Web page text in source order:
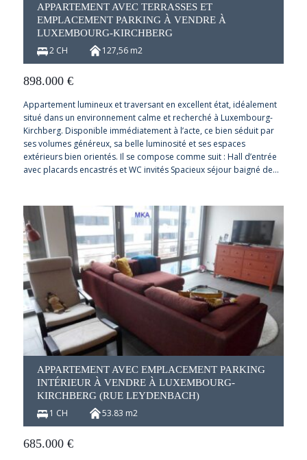
APPARTEMENT AVEC TERRASSES ET
EMPLACEMENT PARKING À VENDRE À
LUXEMBOURG-KIRCHBERG
2 CH 127,56 m2
898.000€
Appartement lumineux et traversant en excellent état, idéalement
situé dans un environnement calme et recherché à Luxembourg-
Kirchberg. Disponible immédiatement à l’acte, ce bien séduit par
ses volumes généreux, sa belle luminosité et ses espaces
extérieurs bien orientés. Il se compose comme suit : Hall d’entrée
avec placards encastrés et WC invités Spacieux séjour baigné de…
APPARTEMENT AVEC EMPLACEMENT PARKING
INTÉRIEUR À VENDRE À LUXEMBOURG-
KIRCHBERG (RUE LEYDENBACH)
1 CH 53.83 m2
685.000€